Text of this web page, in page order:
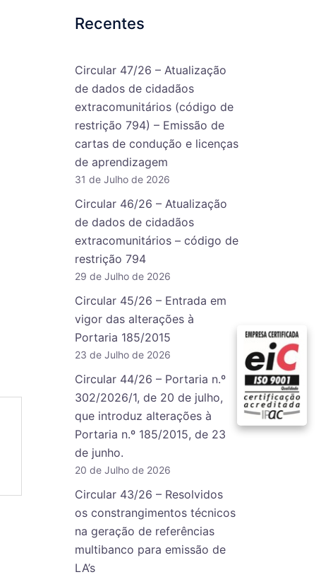
Recentes
Circular 47/26 – Atualização
de dados de cidadãos
extracomunitários (código de
restrição 794) – Emissão de
cartas de condução e licenças
de aprendizagem
31 de Julho de 2026
Circular 46/26 – Atualização
de dados de cidadãos
extracomunitários – código de
restrição 794
29 de Julho de 2026
Circular 45/26 – Entrada em
vigor das alterações à
Portaria 185/2015
23 de Julho de 2026
Circular 44/26 – Portaria n.º
302/2026/1, de 20 de julho,
que introduz alterações à
Portaria n.º 185/2015, de 23
de junho.
20 de Julho de 2026
Circular 43/26 – Resolvidos
os constrangimentos técnicos
na geração de referências
multibanco para emissão de
LA’s